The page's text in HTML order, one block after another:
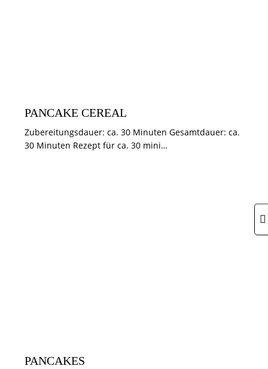
PANCAKE CEREAL
Zubereitungsdauer: ca. 30 Minuten Gesamtdauer: ca.
30 Minuten Rezept für ca. 30 mini…
PANCAKES